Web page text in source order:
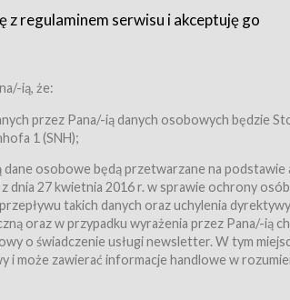
potwierdzające zawarcie umowy z
potwierdzające zawarcie umowy z
dla danego Wydarzenia, tj.
specjalnych i koncertach;
prowadzony przez Usługodawcę w Serwisie;
regulamin.
Usług przez Usługodawcę, z
precyzują odrębne regulaminy,
z regulaminem serwisu i akceptuję go
ią, że:
przez Pana/-ią danych osobowych będzie
1 (SNH);
dane osobowe będą przetwarzane na
z dnia 27 kwietnia 2016 r. w sprawie ochrony
takich danych oraz uchylenia
oraz w przypadku wyrażenia przez Pana/-ią
o świadczenie usługi newsletter. W tym
i może zawierać informacje handlowe w